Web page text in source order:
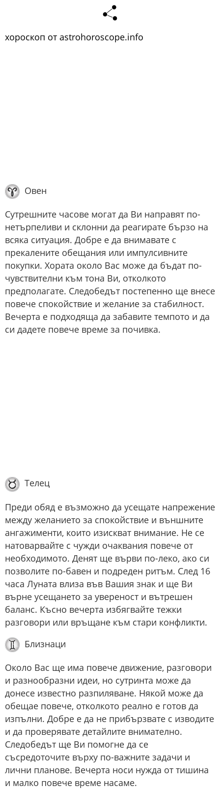
хороскоп от astrohoroscope.info
Овен
Сутрешните часове могат да Ви направят по-
нетърпеливи и склонни да реагирате бързо на
всяка ситуация. Добре е да внимавате с
прекалените обещания или импулсивните
покупки. Хората около Вас може да бъдат по-
чувствителни към тона Ви, отколкото
предполагате. Следобедът постепенно ще внесе
повече спокойствие и желание за стабилност.
Вечерта е подходяща да забавите темпото и да
си дадете повече време за почивка.
Телец
Преди обяд е възможно да усещате напрежение
между желанието за спокойствие и външните
ангажименти, които изискват внимание. Не се
натоварвайте с чужди очаквания повече от
необходимото. Денят ще върви по-леко, ако си
позволите по-бавен и подреден ритъм. След 16
часа Луната влиза във Вашия знак и ще Ви
върне усещането за увереност и вътрешен
баланс. Късно вечерта избягвайте тежки
разговори или връщане към стари конфликти.
Близнаци
Около Вас ще има повече движение, разговори
и разнообразни идеи, но сутринта може да
донесе известно разпиляване. Някой може да
обещае повече, отколкото реално е готов да
изпълни. Добре е да не прибързвате с изводите
и да проверявате детайлите внимателно.
Следобедът ще Ви помогне да се
съсредоточите върху по-важните задачи и
лични планове. Вечерта носи нужда от тишина
и малко повече време насаме.